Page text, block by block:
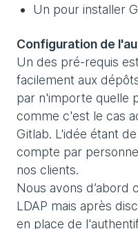
Un pour installer
Configuration de
Un des pré-requis
facilement aux
par n'importe quelle
comme c'est le cas
Gitlab. L'idée étant
compte par
nos clients.
Nous avons d’abord
LDAP mais après
en place de